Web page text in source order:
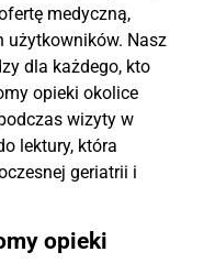
medyczną,
użytkowników. Nasz
dla każdego, kto
opieki okolice
wizyty w
lektury, która
geriatrii i
opieki